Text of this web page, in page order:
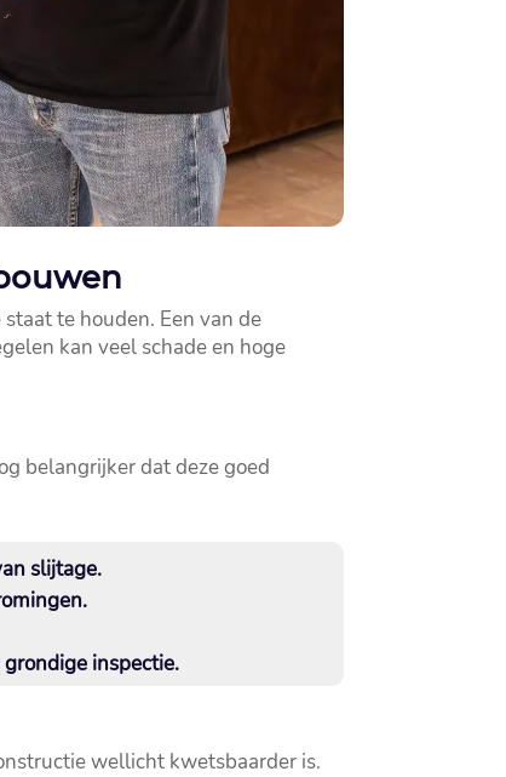
te houden.​ Een van de
kan veel schade en hoge
belangrijker dat deze goed
slijtage.​
inspectie.​
wellicht kwetsbaarder is.​